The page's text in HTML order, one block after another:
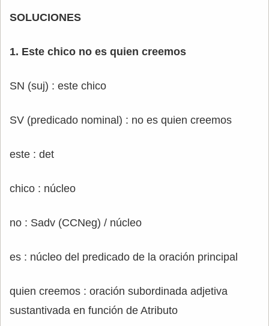
SOLUCIONES
1. Este chico no es quien creemos
SN (suj) : este chico
SV (predicado nominal) : no es quien creemos
este : det
chico : núcleo
no : Sadv (CCNeg) / núcleo
es : núcleo del predicado de la oración principal
quien creemos : oración subordinada adjetiva
sustantivada en función de Atributo